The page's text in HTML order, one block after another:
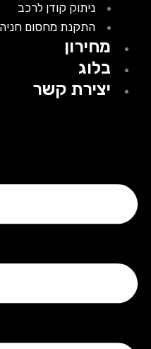
ניתוק קודן לרכב
התקנת מחסום חניה
מחירון
בלוג
יצירת קשר